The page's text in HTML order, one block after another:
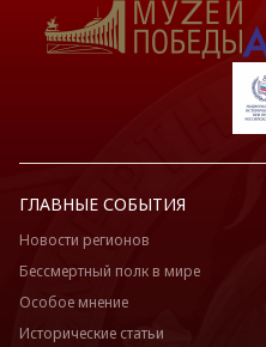
ГЛАВНЫЕ СОБЫТИЯ
Новости регионов
Бессмертный полк в мире
Особое мнение
Исторические статьи